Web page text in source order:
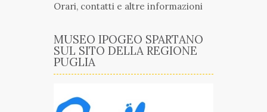
Orari, contatti e altre informazioni
MUSEO IPOGEO SPARTANO
SUL SITO DELLA REGIONE
PUGLIA